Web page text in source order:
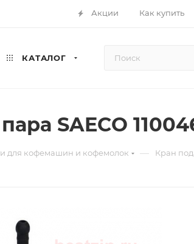
Акции Как купить
КАТАЛОГ
SAECO
для кофемашин и кофемолок — Кран